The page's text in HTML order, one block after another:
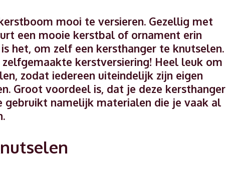
mooi te versieren. Gezellig met
een mooie kerstbal of ornament erin
het, om zelf een kersthanger te knutselen.
kerstversiering! Heel leuk om
zodat iedereen uiteindelijk zijn eigen
Groot voordeel is, dat je deze kersthanger
gebruikt namelijk materialen die je vaak al